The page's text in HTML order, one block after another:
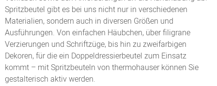
Spritzbeutel gibt es bei uns nicht nur in verschiedenen
Materialien, sondern auch in diversen Größen und
Ausführungen. Von einfachen Häubchen, über filigrane
Verzierungen und Schriftzüge, bis hin zu zweifarbigen
Dekoren, für die ein Doppeldressierbeutel zum Einsatz
kommt – mit Spritzbeuteln von thermohauser können Sie
gestalterisch aktiv werden.